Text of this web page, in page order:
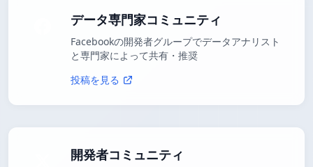
データ専門家コミュニティ
Facebookの開発者グループでデータアナリスト
と専門家によって共有・推奨
投稿を見る
開発者コミュニティ